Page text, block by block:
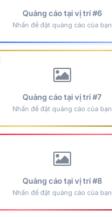
Quảng cáo tại vị trí #6
Nhấn để đặt quảng cáo của bạn
Quảng cáo tại vị trí #7
Nhấn để đặt quảng cáo của bạn
Quảng cáo tại vị trí #8
Nhấn để đặt quảng cáo của bạn